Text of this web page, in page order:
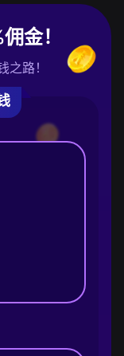
金！
路！